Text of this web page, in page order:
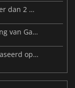
Resident Evil Veronica staat nu al op meer dan 2 miljoen verlanglijstjes
Beast of Reincarnation: de nieuwe richting van Game Freak
Big Walk is nu verkrijgbaar: een reis gebaseerd op vriendschap